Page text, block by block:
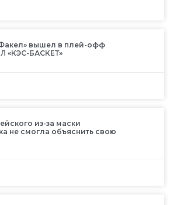
вышел в плей-офф
«КЭС-БАСКЕТ»
из-за маски
не смогла объяснить свою